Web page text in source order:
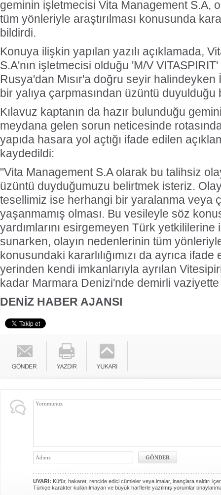
geminin işletmecisi Vita Management S.A,
tüm yönleriyle araştırılması konusunda
bildirdi.
Konuya ilişkin yapılan yazılı açıklamada,
S.A'nın işletmecisi olduğu 'M/V VITASPIRIT'
Rusya'dan Mısır'a doğru seyir halindeyken
bir yalıya çarpmasından üzüntü duyulduğu
Kılavuz kaptanın da hazır bulunduğu
meydana gelen sorun neticesinde
yapıda hasara yol açtığı ifade edilen
kaydedildi:
"Vita Management S.A olarak bu talihsiz
üzüntü duyduğumuzu belirtmek isteriz.
tesellimiz ise herhangi bir yaralanma veya
yaşanmamış olması. Bu vesileyle söz
yardımlarını esirgemeyen Türk
sunarken, olayın nedenlerinin tüm yönleriyle
konusundaki kararlılığımızı da ayrıca
yerinden kendi imkanlarıyla ayrılan
kadar Marmara Denizi'nde demirli
DENİZ HABER AJANSI
UYARI: Küfür, hakaret, rencide edici cümleler veya imalar, inançlara saldırı
Türkçe karakter kullanılmayan ve büyük harflerle yazılmış yorumlar